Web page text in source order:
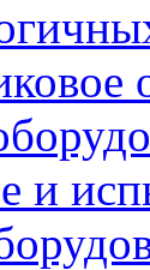
и